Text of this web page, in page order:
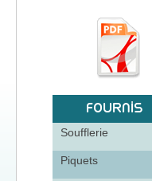
FOURNIS
Soufflerie
Piquets